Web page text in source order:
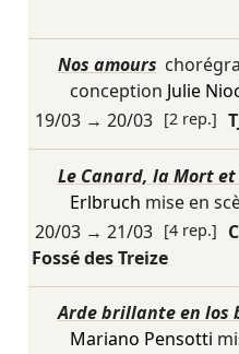
Nos amours
conception Julie
19/03→ 20/03 [2 rep.]
Le Canard, la Mort
Erlbruch mise en
20/03→ 21/03 [4 rep.]
Fossé des Treize
Arde brillante en los
Mariano Pensotti